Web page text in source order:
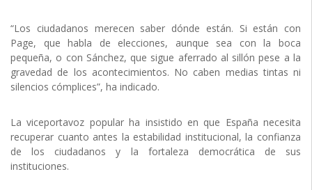
“Los ciudadanos merecen saber dónde están. Si están con
Page, que habla de elecciones, aunque sea con la boca
pequeña, o con Sánchez, que sigue aferrado al sillón pese a la
gravedad de los acontecimientos. No caben medias tintas ni
silencios cómplices”, ha indicado.
La viceportavoz popular ha insistido en que España necesita
recuperar cuanto antes la estabilidad institucional, la confianza
de los ciudadanos y la fortaleza democrática de sus
instituciones.